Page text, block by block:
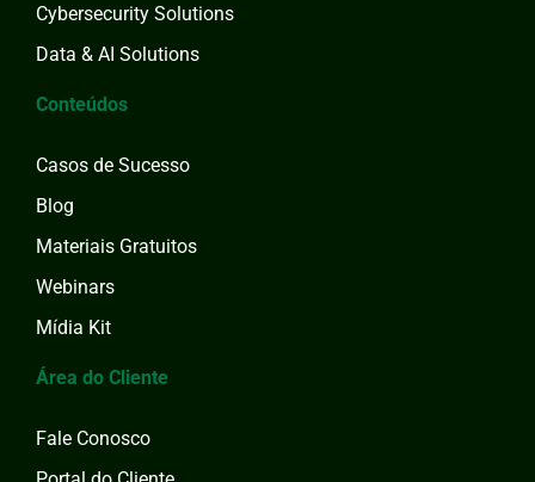
Cybersecurity Solutions
Data & AI Solutions
Conteúdos
Casos de Sucesso
Blog
Materiais Gratuitos
Webinars
Mídia Kit
Área do Cliente
Fale Conosco